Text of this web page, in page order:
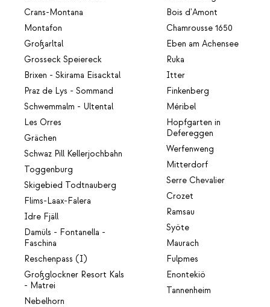
Crans-Montana
Montafon
Großarltal
Grosseck Speiereck
Brixen - Skirama Eisacktal
Praz de Lys - Sommand
Schwemmalm - Ultental
Les Orres
Grächen
Schwaz Pill Kellerjochbahn
Toggenburg
Skigebied Todtnauberg
Flims-Laax-Falera
Idre Fjäll
Damüls - Fontanella -
Faschina
Reschenpass (I)
Großglockner Resort Kals
- Matrei
Nebelhorn
Bois d'Amont
Chamrousse 1650
Eben am Achensee
Ruka
Itter
Finkenberg
Méribel
Hopfgarten in
Defereggen
Werfenweng
Mitterdorf
Serre Chevalier
Crozet
Ramsau
Syöte
Maurach
Fulpmes
Enontekiö
Tannenheim